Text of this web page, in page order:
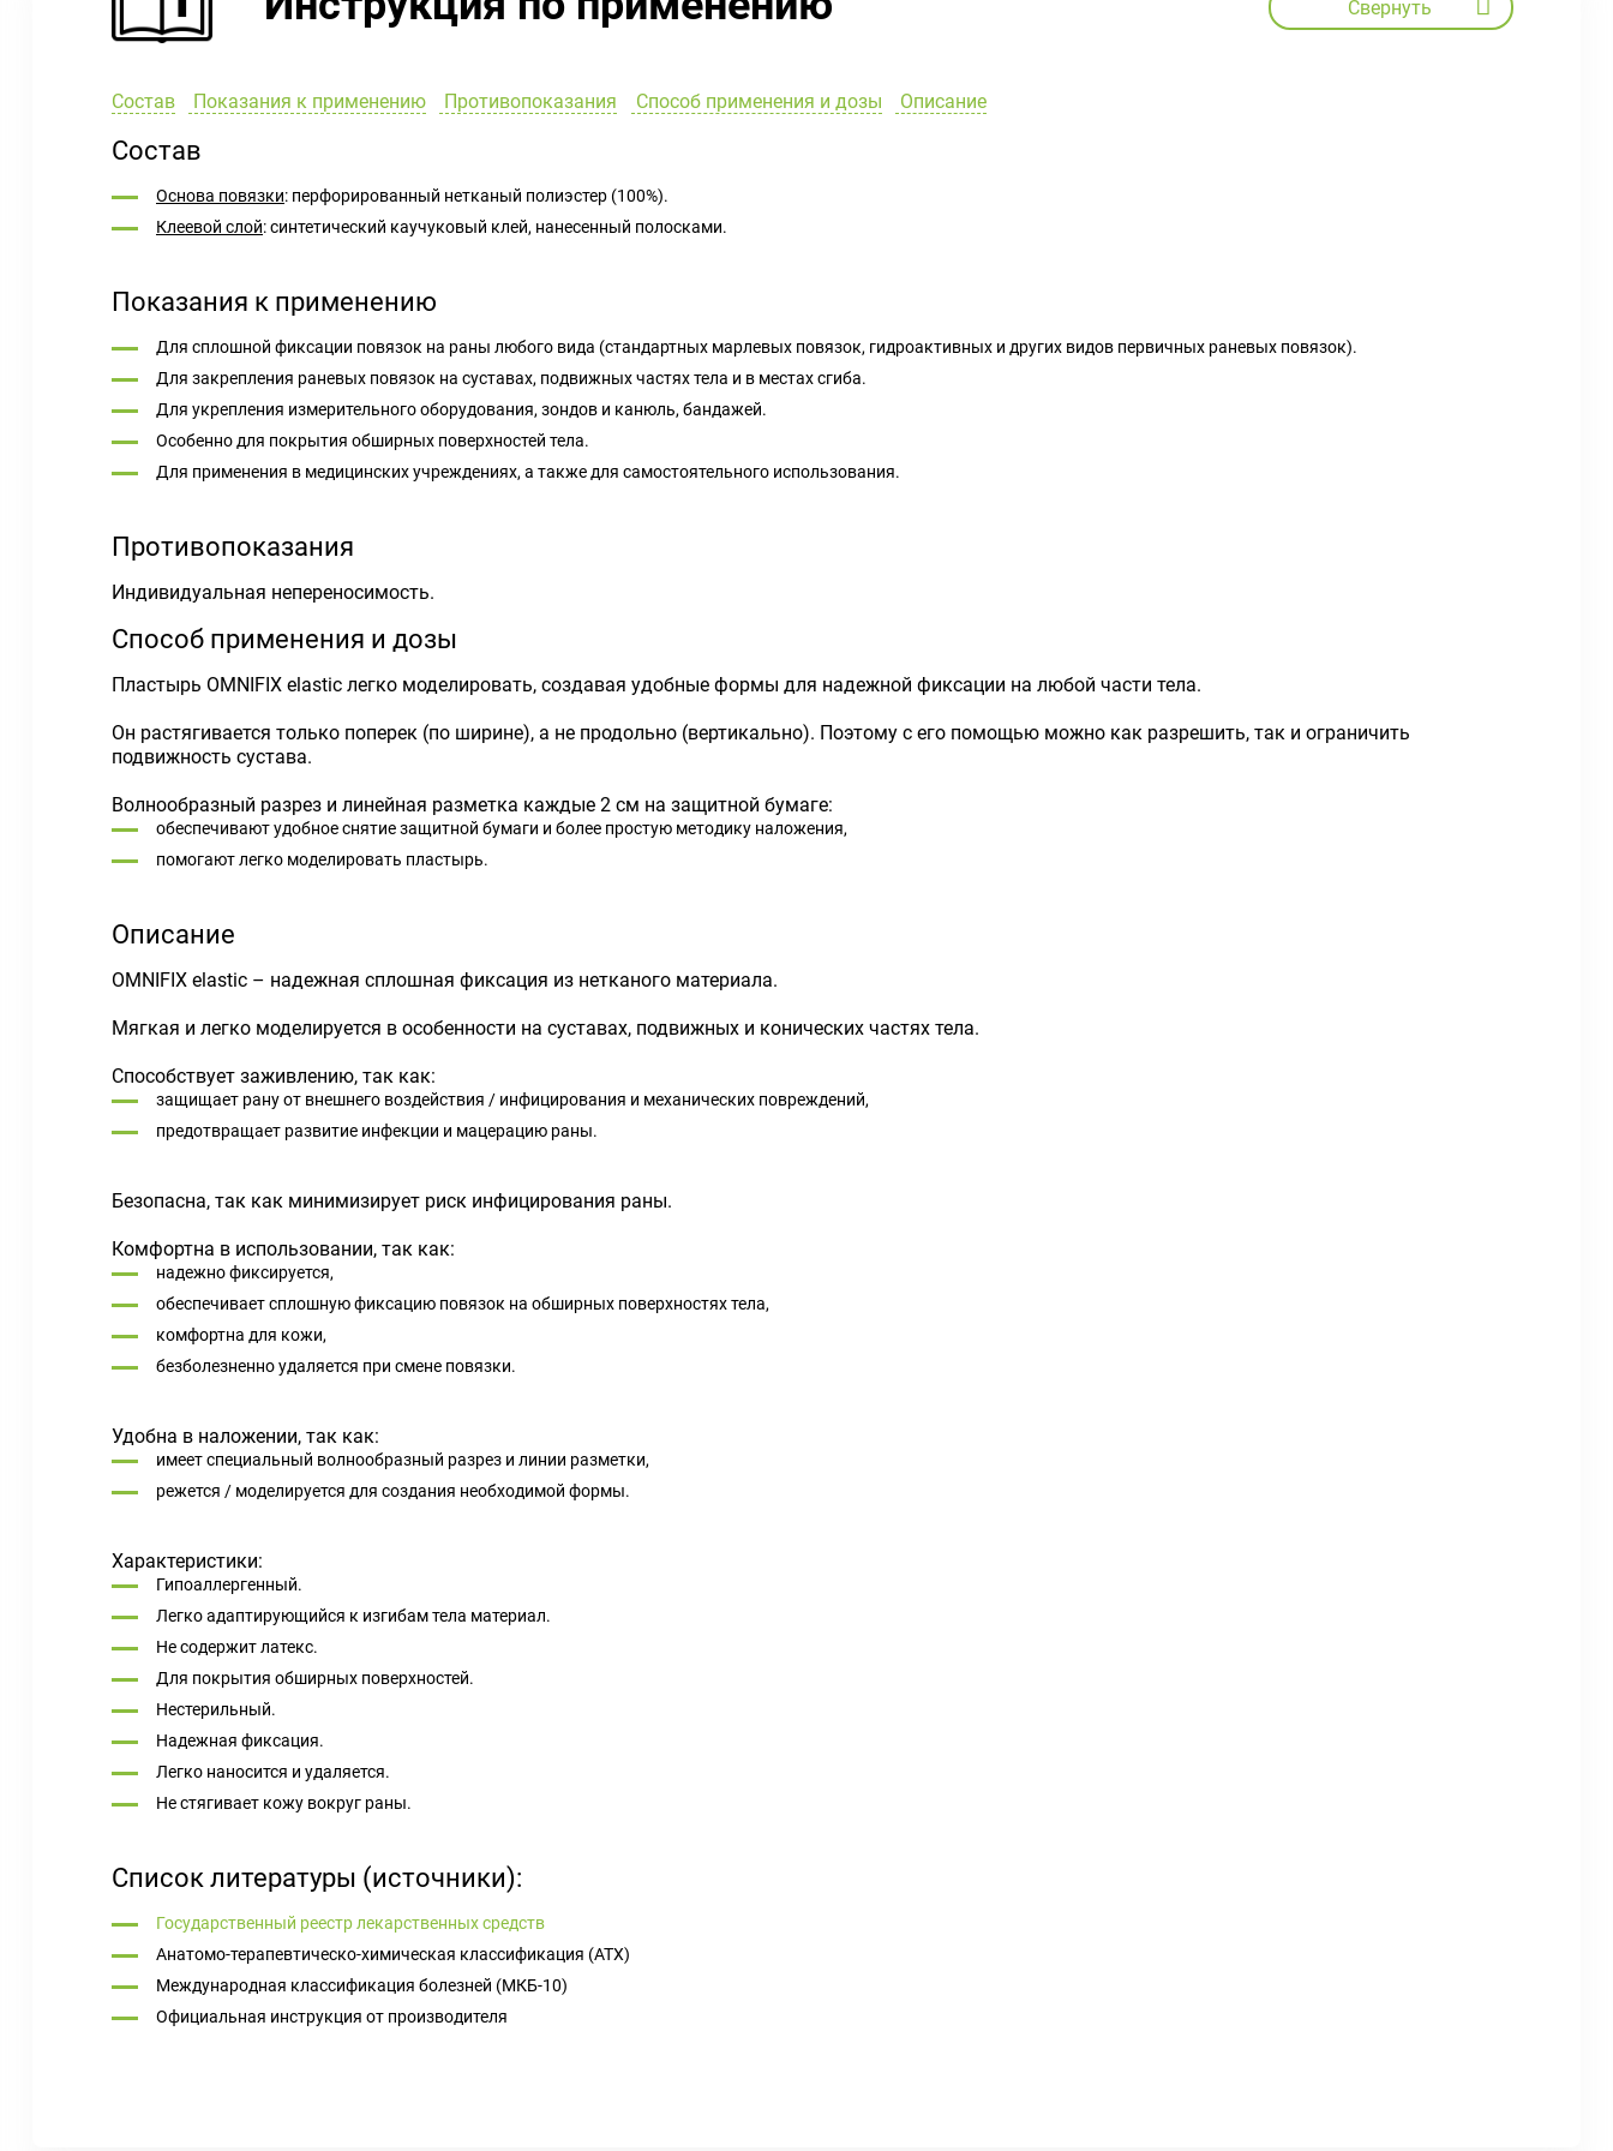
Свернуть
Состав Показания к применению Противопоказания Способ применения и дозы Описание
Состав
Основа повязки: перфорированный нетканый полиэстер (100%).
Клеевой слой: синтетический каучуковый клей, нанесенный полосками.
Показания к применению
Для сплошной фиксации повязок на раны любого вида (стандартных марлевых повязок, гидроактивных и других видов первичных раневых повязок).
Для закрепления раневых повязок на суставах, подвижных частях тела и в местах сгиба.
Для укрепления измерительного оборудования, зондов и канюль, бандажей.
Особенно для покрытия обширных поверхностей тела.
Для применения в медицинских учреждениях, а также для самостоятельного использования.
Противопоказания
Индивидуальная непереносимость.
Способ применения и дозы
Пластырь OMNIFIX elastic легко моделировать, создавая удобные формы для надежной фиксации на любой части тела.
Он растягивается только поперек (по ширине), а не продольно (вертикально). Поэтому с его помощью можно как разрешить, так и ограничить
подвижность сустава.
Волнообразный разрез и линейная разметка каждые 2 см на защитной бумаге:
обеспечивают удобное снятие защитной бумаги и более простую методику наложения,
помогают легко моделировать пластырь.
Описание
OMNIFIX elastic – надежная сплошная фиксация из нетканого материала.
Мягкая и легко моделируется в особенности на суставах, подвижных и конических частях тела.
Способствует заживлению, так как:
защищает рану от внешнего воздействия / инфицирования и механических повреждений,
предотвращает развитие инфекции и мацерацию раны.
Безопасна, так как минимизирует риск инфицирования раны.
Комфортна в использовании, так как:
надежно фиксируется,
обеспечивает сплошную фиксацию повязок на обширных поверхностях тела,
комфортна для кожи,
безболезненно удаляется при смене повязки.
Удобна в наложении, так как:
имеет специальный волнообразный разрез и линии разметки,
режется / моделируется для создания необходимой формы.
Характеристики:
Гипоаллергенный.
Легко адаптирующийся к изгибам тела материал.
Не содержит латекс.
Для покрытия обширных поверхностей.
Нестерильный.
Надежная фиксация.
Легко наносится и удаляется.
Не стягивает кожу вокруг раны.
Список литературы (источники):
Государственный реестр лекарственных средств
Анатомо-терапевтическо-химическая классификация (ATX)
Международная классификация болезней (МКБ-10)
Официальная инструкция от производителя